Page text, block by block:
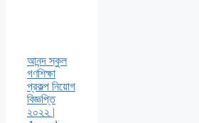
আনন্দ স্কুল
গণশিক্ষা
প্রকল্প নিয়োগ
বিজ্ঞপ্তি
২০২২ |